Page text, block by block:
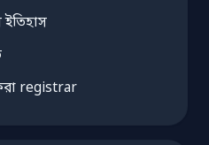
registrar